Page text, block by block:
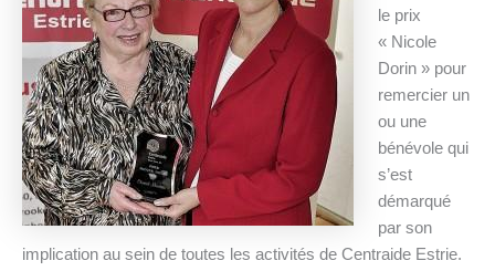
le prix
« Nicole
Dorin » pour
remercier un
ou une
bénévole qui
s’est
démarqué
par son
implication au sein de toutes les activités de Centraide Estrie.